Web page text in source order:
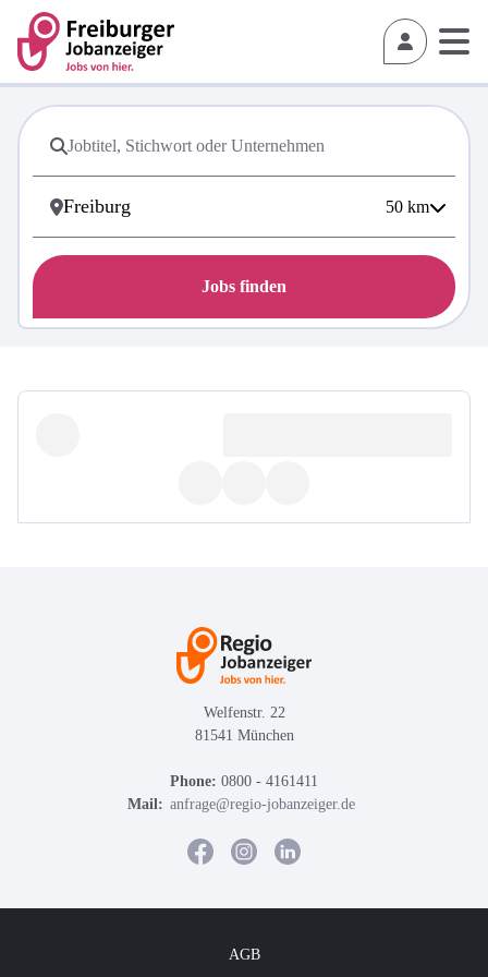
50 km
Jobs finden
Welfenstr. 22
81541 München
Phone: 0800 - 4161411
Mail: anfrage@regio-jobanzeiger.de
AGB